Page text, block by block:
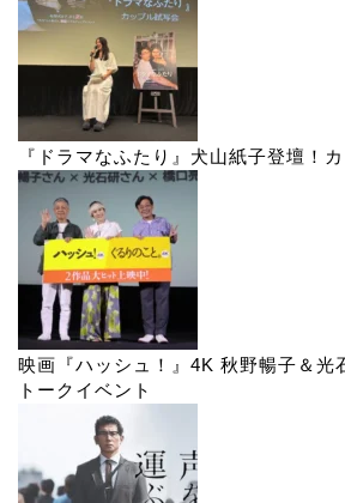
『ドラマなふたり』犬山紙子登壇！
映画『ハッシュ！』4K 秋野暢子＆光
トークイベント